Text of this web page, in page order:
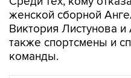
женской сборной
Виктория Листунова
также спортсмены и
команды.